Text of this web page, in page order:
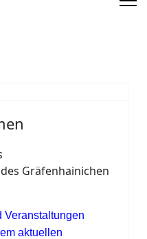
Gräfenhainichen
Veranstaltungen
aktuellen